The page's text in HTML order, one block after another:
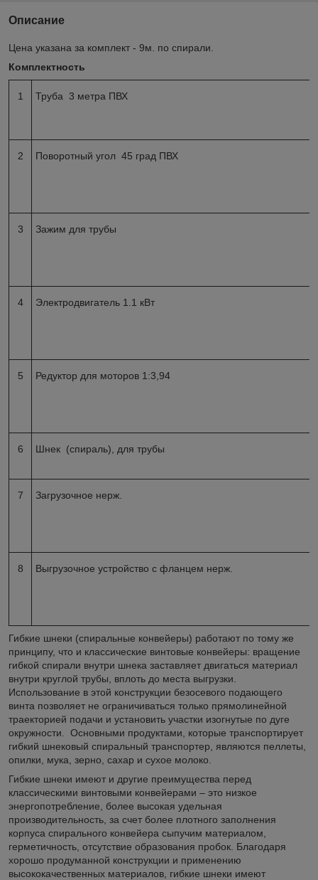
Описание
Цена указана за комплект - 9м. по спирали.
Комплектность
1 Труба 3 метра ПВХ
2 Поворотный угол 45 град ПВХ
3 Зажим для трубы
4 Электродвигатель 1.1 кВт
5 Редуктор для моторов 1:3,94
6 Шнек (спираль), для трубы
7 Загрузочное нерж.
8 Выгрузочное устройство с фланцем нерж.
Гибкие шнеки (спиральные конвейеры) работают по тому же
принципу, что и классические винтовые конвейеры: вращение
гибкой спирали внутри шнека заставляет двигаться материал
внутри круглой трубы, вплоть до места выгрузки.
Использование в этой конструкции безосевого подающего
винта позволяет не ограничиваться только прямолинейной
траекторией подачи и установить участки изогнутые по дуге
окружности. Основными продуктами, которые транспортирует
гибкий шнековый спиральный транспортер, являются пеллеты,
опилки, мука, зерно, сахар и сухое молоко.
Гибкие шнеки имеют и другие преимущества перед
классическими винтовыми конвейерами – это низкое
энергопотребление, более высокая удельная
производительность, за счет более плотного заполнения
корпуса спирального конвейера сыпучим материалом,
герметичность, отсутствие образования пробок. Благодаря
хорошо продуманной конструкции и применению
высококачественных материалов, гибкие шнеки имеют